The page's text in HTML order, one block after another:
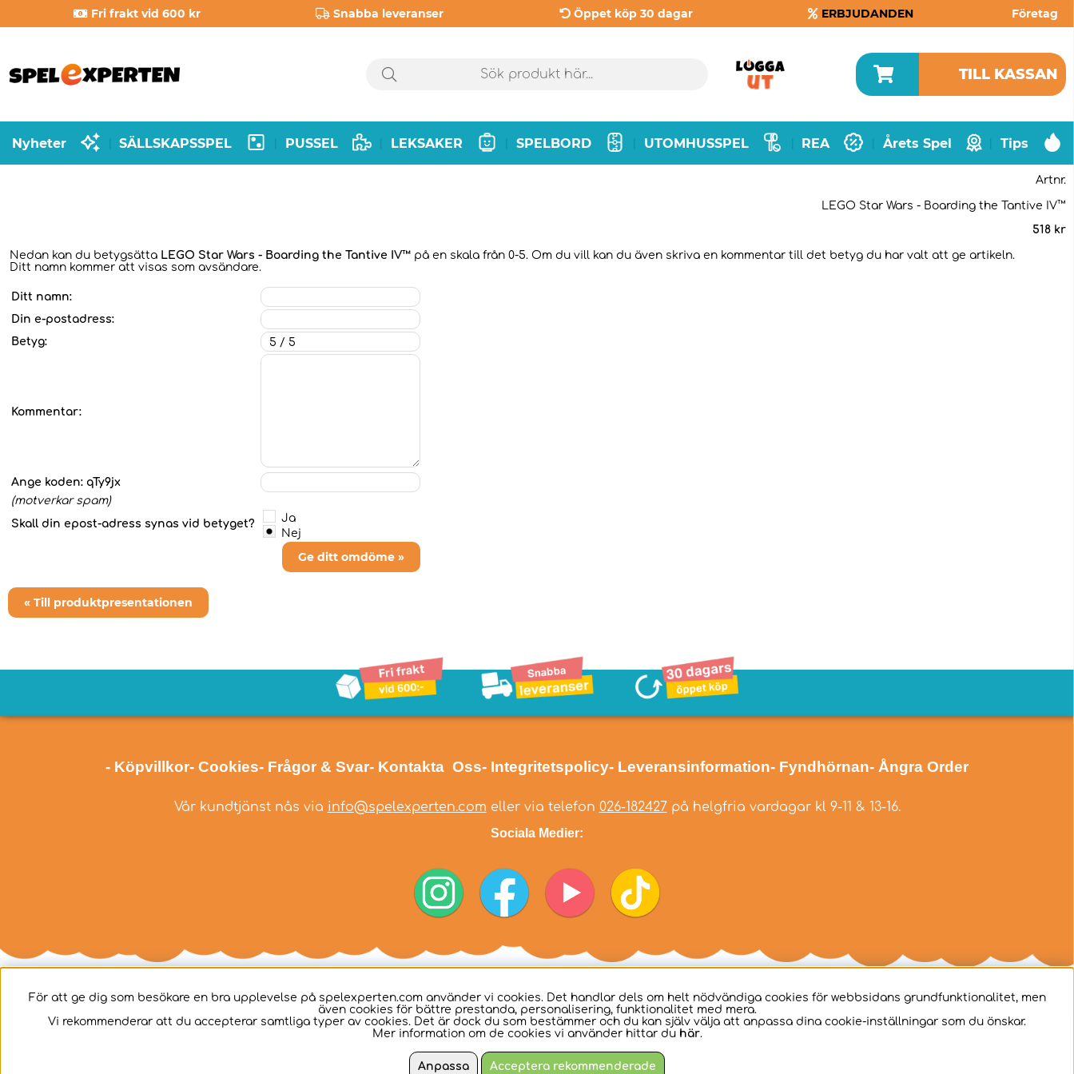
Fri frakt vid 600 kr Snabba leveranser Öppet köp 30 dagar ERBJUDANDEN Företag
TILL KASSAN
Nyheter SÄLLSKAPSSPEL PUSSEL LEKSAKER SPELBORD UTOMHUSSPEL REA Årets Spel Tips
Artnr.
LEGO Star Wars - Boarding the Tantive IV™
518 kr
Nedan kan du betygsätta LEGO Star Wars - Boarding the Tantive IV™ på en skala från 0-5. Om du vill kan du även skriva en kommentar till det betyg du har valt att ge artikeln.
Ditt namn kommer att visas som avsändare.
Ditt namn:
Din e-postadress:
Betyg:
Kommentar:
Ange koden: qTy9jx
(motverkar spam)
Skall din epost-adress synas vid betyget?
Ja
Nej
Ge ditt omdöme »
« Till produktpresentationen
- Köpvillkor- Cookies- Frågor & Svar- Kontakta Oss- Integritetspolicy- Leveransinformation- Fyndhörnan- Ångra Order
Vår kundtjänst nås via info@spelexperten.com eller via telefon 026-182427på helgfria vardagar kl 9-11 & 13-16.
Sociala Medier:
För att ge dig som besökare en bra upplevelse på spelexperten.com använder vi cookies. Det handlar dels om helt nödvändiga cookies för webbsidans grundfunktionalitet, men
även cookies för bättre prestanda, personalisering, funktionalitet med mera.
Vi rekommenderar att du accepterar samtliga typer av cookies. Det är dock du som bestämmer och du kan själv välja att anpassa dina cookie-inställningar som du önskar.
Mer information om de cookies vi använder hittar du här.
Anpassa Acceptera rekommenderade